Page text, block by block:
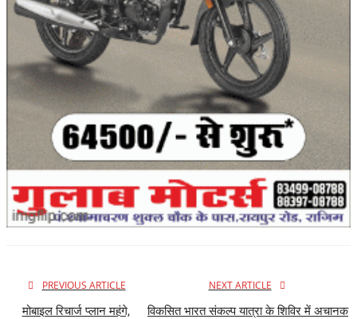
PREVIOUS ARTICLE
मोबाइल रिचार्ज प्लान महंगे,
NEXT ARTICLE
विकसित भारत संकल्प यात्रा के शिविर में अचानक